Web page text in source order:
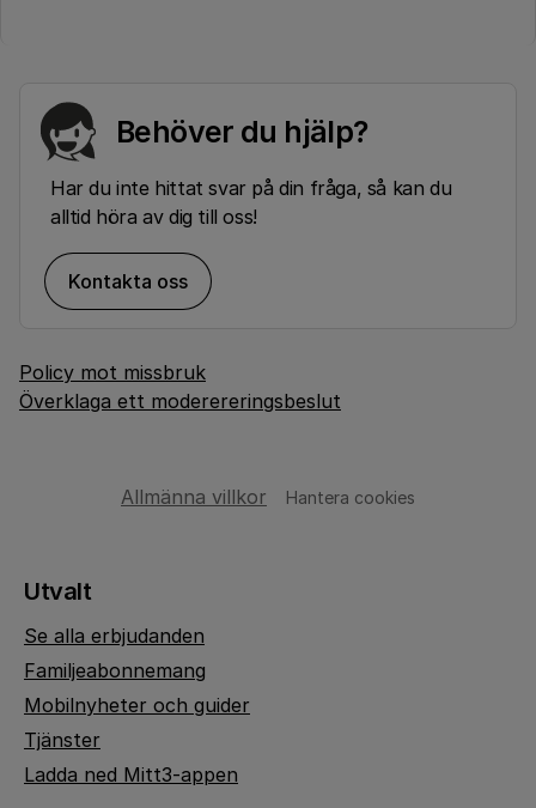
Behöver du hjälp?
Har du inte hittat svar på din fråga, så kan du
alltid höra av dig till oss!
Kontakta oss
Policy mot missbruk
Överklaga ett moderereringsbeslut
Allmänna villkor Hantera cookies
Utvalt
Se alla erbjudanden
Familjeabonnemang
Mobilnyheter och guider
Tjänster
Ladda ned Mitt3-appen